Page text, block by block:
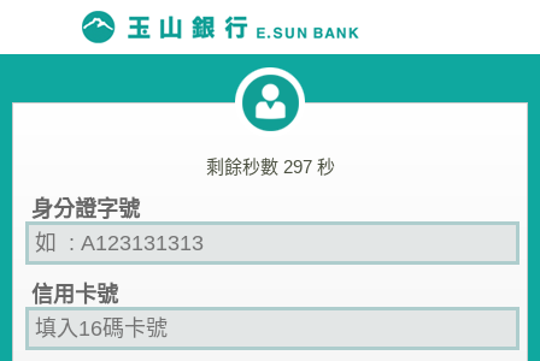
剩餘秒數 297秒
身分證字號
信用卡號